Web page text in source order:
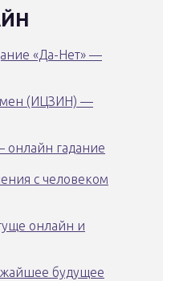
«Да-Нет» —
(ИЦЗИН) —
онлайн гадание
с человеком
онлайн и
будущее